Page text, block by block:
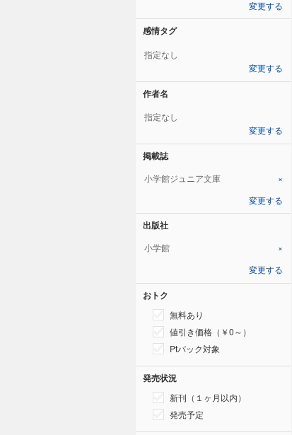
変更する
感情タグ
指定なし
変更する
作者名
指定なし
変更する
掲載誌
小学館ジュニア文庫 ×
変更する
出版社
小学館 ×
変更する
おトク
無料あり
値引き価格（￥0～）
Ptバック対象
発売状況
新刊（１ヶ月以内）
発売予定